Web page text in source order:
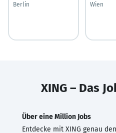
Berlin
Wien
XING – Das
Über eine Million Jobs
Entdecke mit XING genau